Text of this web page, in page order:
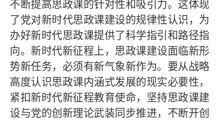
不断提高思政课的针对性和吸引力。这体现
了党对新时代思政课建设的规律性认识，为
办好新时代思政课提供了科学指引和路径指
向。新时代新征程上，思政课建设面临新形
势新任务，必须有新气象新作为。要从战略
高度认识思政课内涵式发展的现实必要性，
紧扣新时代新征程教育使命，坚持思政课建
设与党的创新理论武装同步推进，不断开创